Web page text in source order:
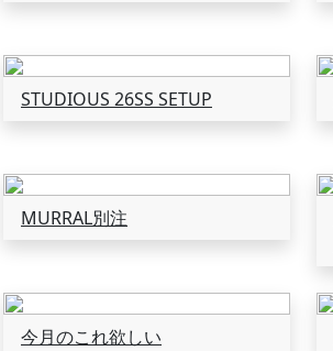
STUDIOUS 26SS SETUP
MURRAL別注
今月のこれ欲しい